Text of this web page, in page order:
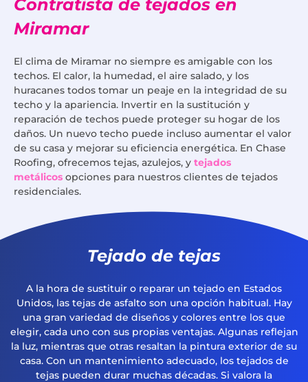
Contratista de tejados en
Miramar
El clima de Miramar no siempre es amigable con los
techos. El calor, la humedad, el aire salado, y los
huracanes todos tomar un peaje en la integridad de su
techo y la apariencia. Invertir en la sustitución y
reparación de techos puede proteger su hogar de los
daños. Un nuevo techo puede incluso aumentar el valor
de su casa y mejorar su eficiencia energética. En Chase
Roofing, ofrecemos tejas, azulejos, y tejados
metálicos opciones para nuestros clientes de tejados
residenciales.
Tejado de tejas
A la hora de sustituir o reparar un tejado en Estados
Unidos, las tejas de asfalto son una opción habitual. Hay
una gran variedad de diseños y colores entre los que
elegir, cada uno con sus propias ventajas. Algunas reflejan
la luz, mientras que otras resaltan la pintura exterior de su
casa. Con un mantenimiento adecuado, los tejados de
tejas pueden durar muchas décadas. Si valora la